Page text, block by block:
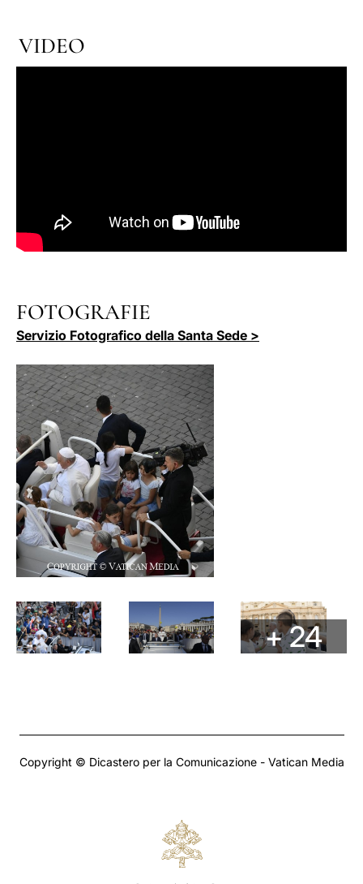
VIDEO
FOTOGRAFIE
Servizio Fotografico della Santa Sede >
+ 24
Copyright © Dicastero per la Comunicazione - Vatican Media